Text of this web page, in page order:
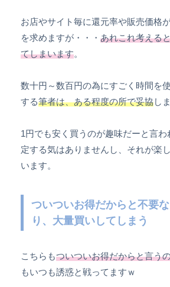
お店やサイト毎に還元率や販売価格
を求めますが・・・ あれこれ考える
てしまいます。
数十円～数百円の為にすごく時間を
する筆者は、ある程度の所で妥協し
1円でも安く買うのが趣味だーと言
定する気はありませんし、それが楽
います。
ついついお得だからと不要
り、大量買いしてしまう
こちらもついついお得だからと言う
もいつも誘惑と戦ってますｗ